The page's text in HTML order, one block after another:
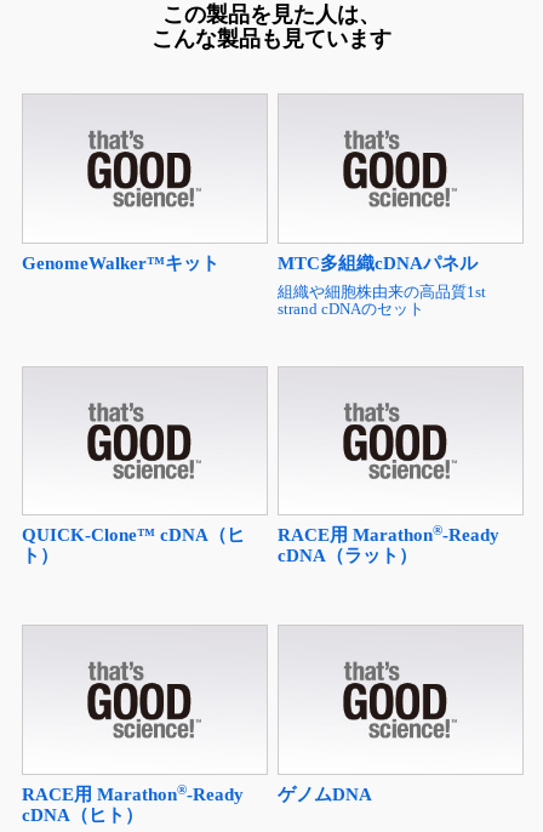
この製品を見た人は、
こんな製品も見ています
GenomeWalker™キット MTC多組織cDNAパネル
組織や細胞株由来の高品質1st
strand cDNAのセット
QUICK-Clone™ cDNA（ヒ
ト）
RACE用 Marathon®-Ready
cDNA（ラット）
RACE用 Marathon®-Ready
cDNA（ヒト）
ゲノムDNA